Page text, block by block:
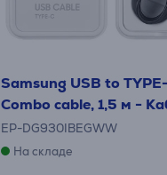
Samsung USB to
Combo cable, 1,5 м -
EP-DG930IBEGWW
На складе